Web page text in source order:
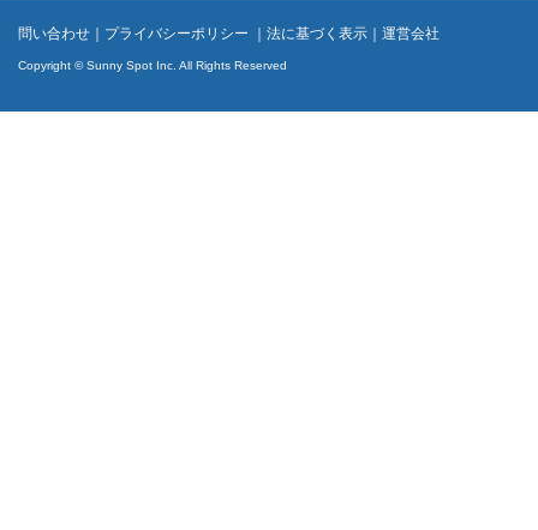
問い合わせ ｜ プライバシーポリシー ｜ 法に基づく表示 ｜ 運営会社
Copyright © Sunny Spot Inc. All Rights Reserved